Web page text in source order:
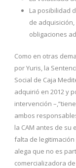
La posibilidad
de
obligaciones
Como en otras
por Yuris, la
Social de Caja
adquirió en 2012 y
intervención
ambos
la CAM antes de su
falta de
alega que no es
comercializadora